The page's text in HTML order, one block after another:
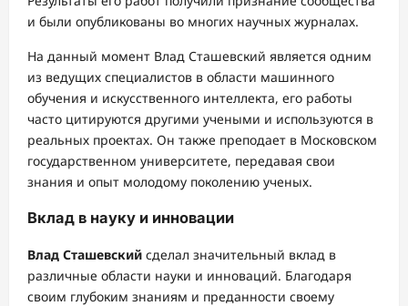
и были опубликованы во многих научных журналах.
На данный момент Влад Сташевский является одним
из ведущих специалистов в области машинного
обучения и искусственного интеллекта, его работы
часто цитируются другими учеными и используются в
реальных проектах. Он также преподает в Московском
государственном университете, передавая свои
знания и опыт молодому поколению ученых.
Вклад в науку и инновации
Влад Сташевский сделал значительный вклад в
различные области науки и инноваций. Благодаря
своим глубоким знаниям и преданности своему